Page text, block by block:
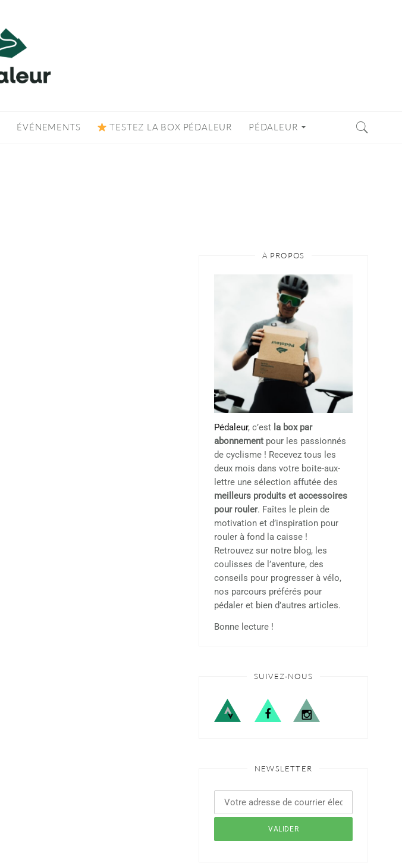
ÉVÉNEMENTS TESTEZ LA BOX PÉDALEUR PÉDALEUR
À PROPOS
Pédaleur, c’est la box par
abonnement pour les passionnés
de cyclisme ! Recevez tous les
deux mois dans votre boite-aux-
lettre une sélection affutée des
meilleurs produits et accessoires
pour rouler. Faîtes le plein de
motivation et d’inspiration pour
rouler à fond la caisse !
Retrouvez sur notre blog, les
coulisses de l’aventure, des
conseils pour progresser à vélo,
nos parcours préférés pour
pédaler et bien d’autres articles.
Bonne lecture !
SUIVEZ-NOUS
NEWSLETTER